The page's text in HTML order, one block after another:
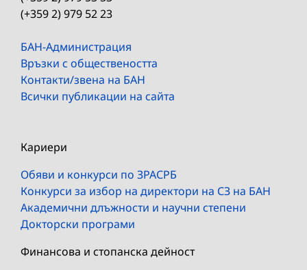
(+359 2) 979 52 23
БАН-Администрация
Връзки с обществеността
Контакти/звена на БАН
Всички публикации на сайта
Кариери
Обяви и конкурси по ЗРАСРБ
Конкурси за избор на директори на СЗ на БАН
Академични длъжности и научни степени
Докторски програми
Финансова и стопанска дейност